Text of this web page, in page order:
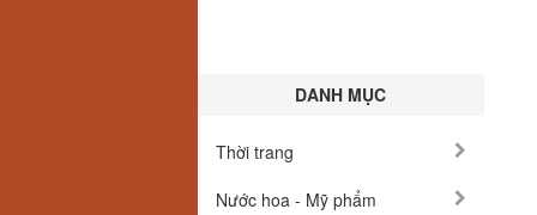
DANH MỤC
Thời trang
Nước hoa - Mỹ phẩm